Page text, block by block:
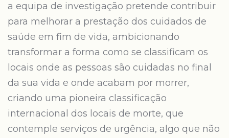
a equipa de investigação pretende contribuir
para melhorar a prestação dos cuidados de
saúde em fim de vida, ambicionando
transformar a forma como se classificam os
locais onde as pessoas são cuidadas no final
da sua vida e onde acabam por morrer,
criando uma pioneira classificação
internacional dos locais de morte, que
contemple serviços de urgência, algo que não